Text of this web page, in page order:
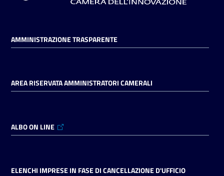
AMMINISTRAZIONE TRASPARENTE
AREA RISERVATA AMMINISTRATORI CAMERALI
ALBO ON LINE
ELENCHI IMPRESE IN FASE DI CANCELLAZIONE D'UFFICIO